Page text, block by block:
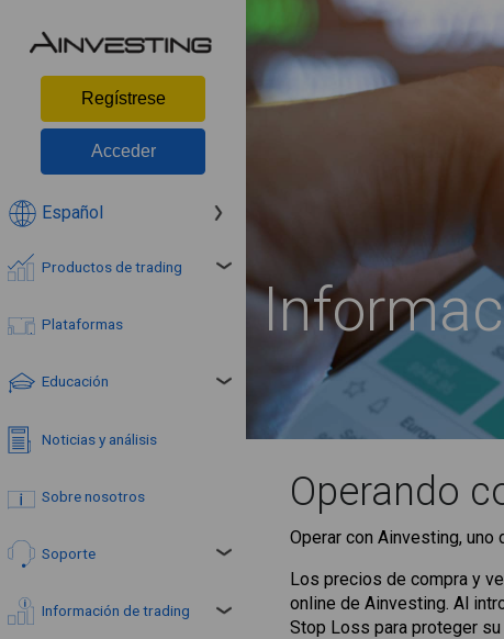
Regístrese
Acceder
Español
Productos de trading
Plataformas
Educación
Noticias y análisis
Sobre nosotros
Soporte
Información de trading
Operando
Operar con Ainvesting,
Los precios de compra y
online de Ainvesting. Al
Stop Loss para proteger